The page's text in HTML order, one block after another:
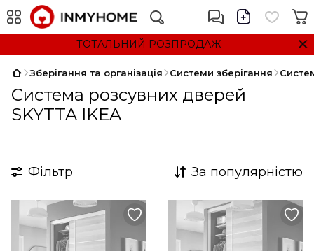
ТОТАЛЬНИЙ РОЗПРОДАЖ
Зберігання та організація Системи зберігання
Система розсувних дверей
SKYTTA IKEA
Фільтр За популярністю